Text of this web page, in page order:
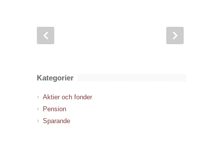
Kategorier
Aktier och fonder
Pension
Sparande